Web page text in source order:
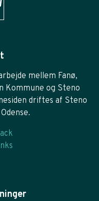
mellem Fanø,
Kommune og Steno
driftes af Steno